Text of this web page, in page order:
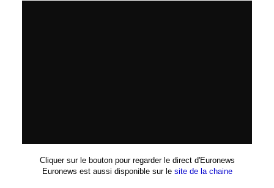
Cliquer sur le bouton pour regarder le direct d'Euronews
Euronews est aussi disponible sur le site de la chaine